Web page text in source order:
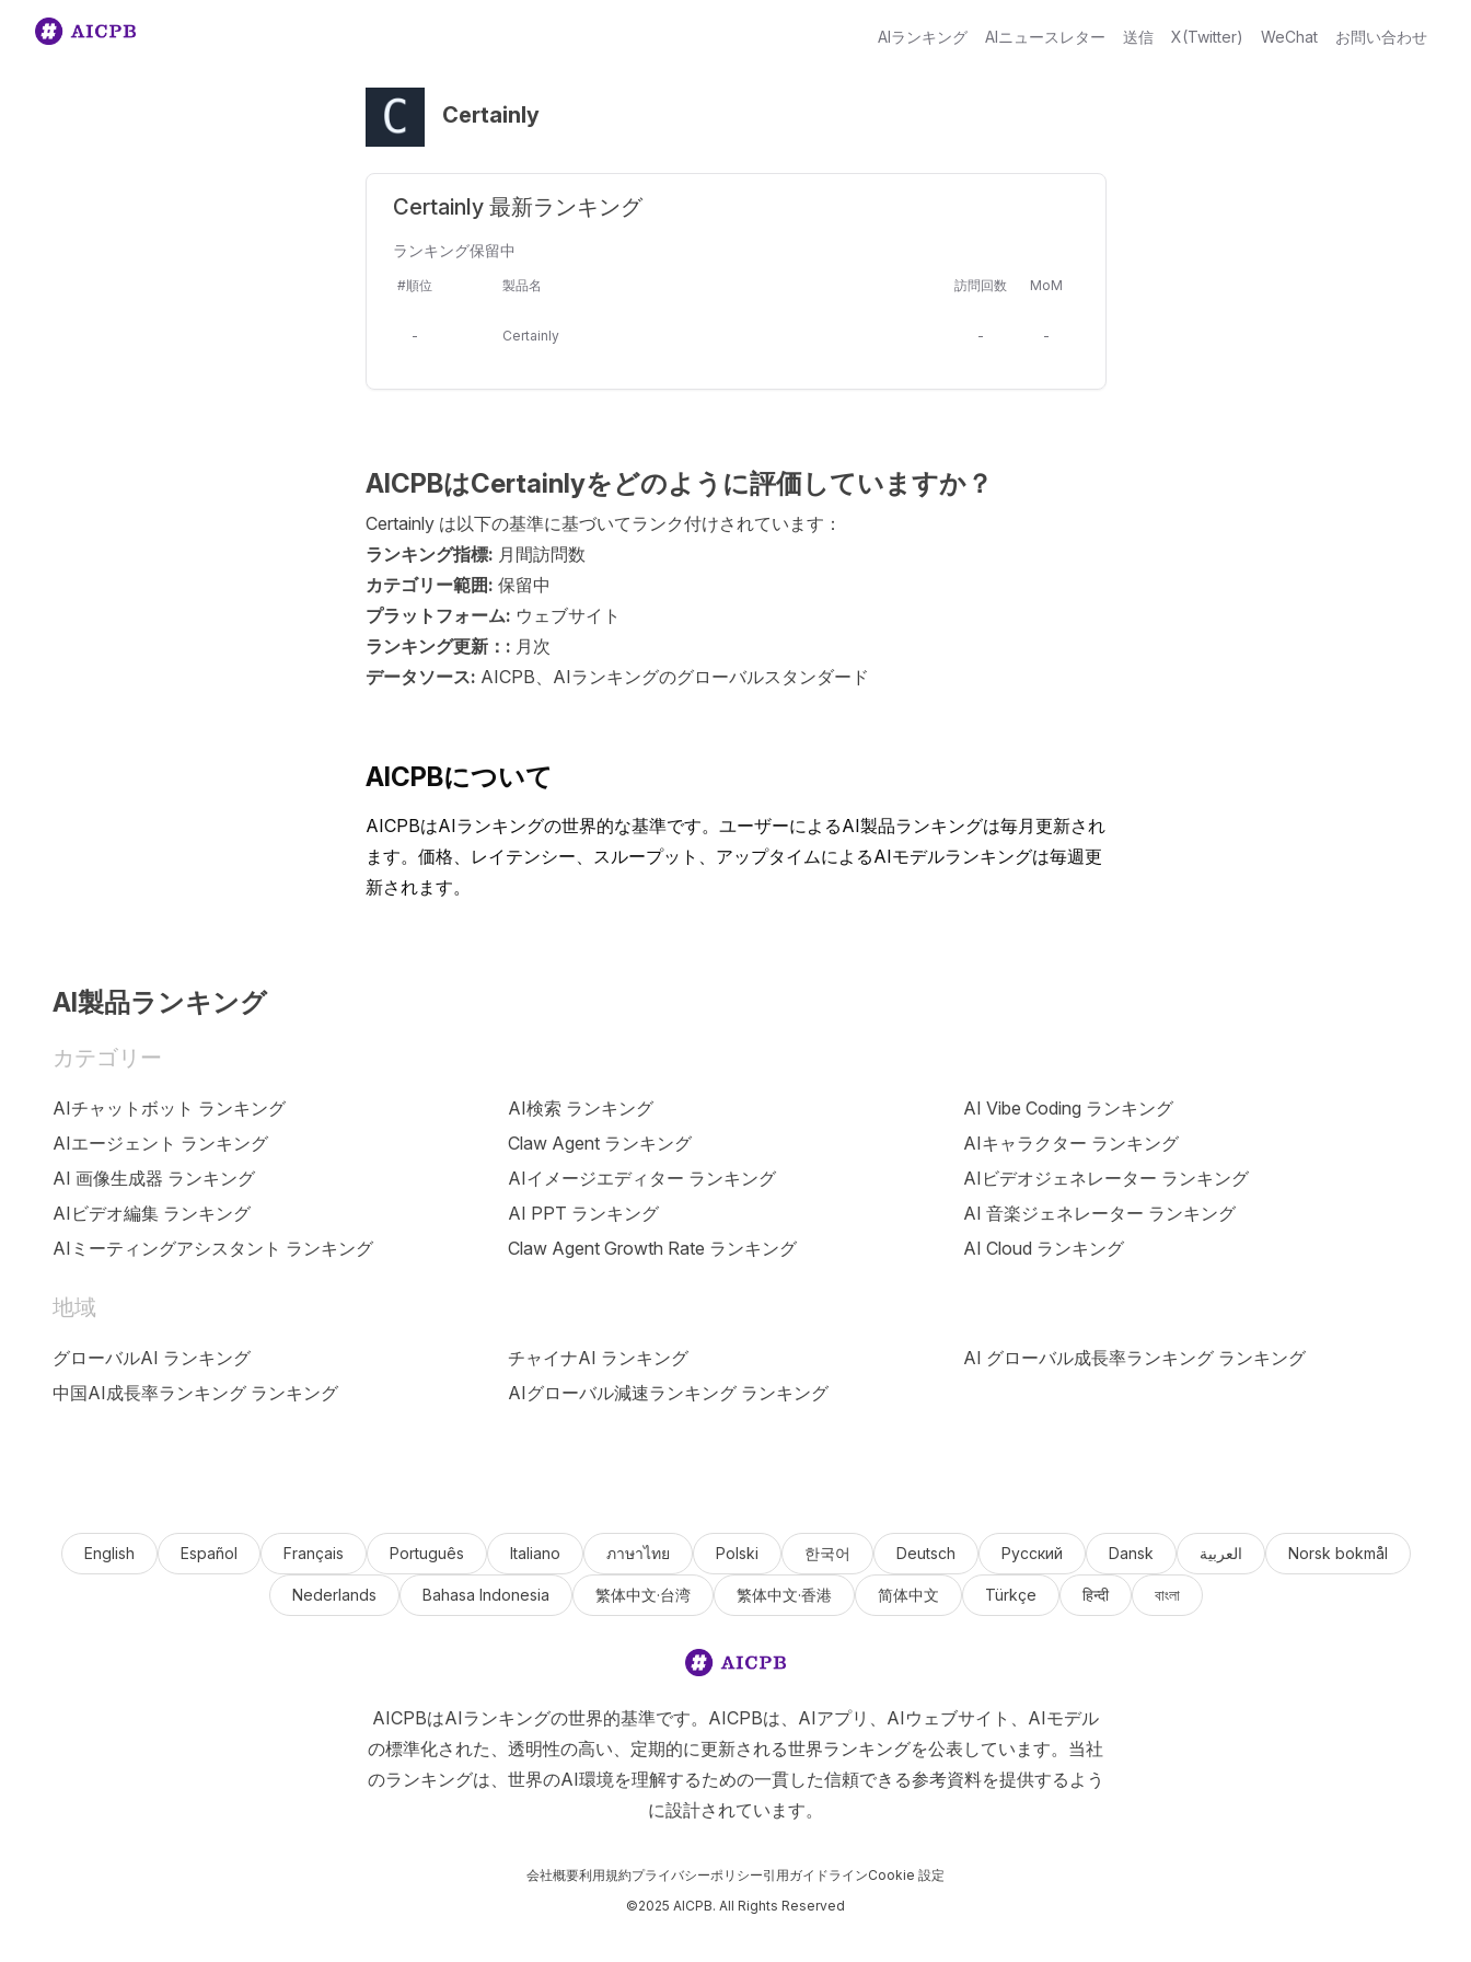
AIランキング AIニュースレター 送信 X(Twitter) WeChat お問い合わせ
Certainly
Certainly 最新ランキング
ランキング保留中
#順位 製品名 訪問回数 MoM
- Certainly - -
AICPBはCertainlyをどのように評価していますか？
Certainly は以下の基準に基づいてランク付けされています：
ランキング指標: 月間訪問数
カテゴリー範囲: 保留中
プラットフォーム: ウェブサイト
ランキング更新：: 月次
データソース: AICPB、AIランキングのグローバルスタンダード
AICPBについて
AICPBはAIランキングの世界的な基準です。ユーザーによるAI製品ランキングは毎月更新され
ます。価格、レイテンシー、スループット、アップタイムによるAIモデルランキングは毎週更
新されます。
AI製品ランキング
カテゴリー
AIチャットボット ランキング AI検索 ランキング
AI Vibe Coding ランキング
AIエージェント ランキング
Claw Agent ランキング
AIキャラクター ランキング
AI 画像生成器 ランキング
AIイメージエディター ランキング
AIビデオジェネレーター ランキング
AIビデオ編集 ランキング
AI PPT ランキング
AI 音楽ジェネレーター ランキング
AIミーティングアシスタント ランキング
Claw Agent Growth Rate ランキング AI Cloud ランキング
地域
グローバルAI ランキング チャイナAI ランキング
AI グローバル成長率ランキング ランキング
中国AI成長率ランキング ランキング
AIグローバル減速ランキング ランキング
English Español Français Português Italiano ภาษาไทย Polski 한국어 Deutsch Русский Dansk العربية Norsk bokmål
Nederlands Bahasa Indonesia 繁体中文·台湾 繁体中文·香港 简体中文 Türkçe हिन्दी বাংলা
AICPBはAIランキングの世界的基準です。AICPBは、AIアプリ、AIウェブサイト、AIモデル
の標準化された、透明性の高い、定期的に更新される世界ランキングを公表しています。当社
のランキングは、世界のAI環境を理解するための一貫した信頼できる参考資料を提供するよう
に設計されています。
会社概要利用規約プライバシーポリシー引用ガイドラインCookie 設定
©2025 AICPB. All Rights Reserved